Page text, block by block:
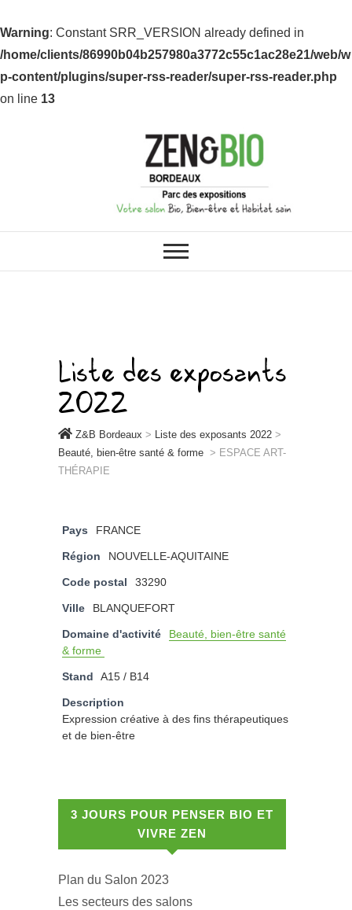
Warning: Constant SRR_VERSION already defined in
/home/clients/86990b04b257980a3772c55c1ac28e21/web/w
p-content/plugins/super-rss-reader/super-rss-reader.php
on line 13
Z&B Bordeaux
ZEN & BIO : VOS SALONS BIO,
BIEN-ÊTRE ET HABITAT SAIN
Liste des exposants
2022
Z&B Bordeaux > Liste des exposants 2022 >
Beauté, bien-être santé & forme > ESPACE ART-
THÉRAPIE
Pays FRANCE
Région NOUVELLE-AQUITAINE
Code postal 33290
Ville BLANQUEFORT
Domaine d'activité
Beauté, bien-être santé
& forme
Stand A15 / B14
Description
Expression créative à des fins thérapeutiques
et de bien-être
3 JOURS POUR PENSER BIO ET
VIVRE ZEN
Plan du Salon 2023
Les secteurs des salons